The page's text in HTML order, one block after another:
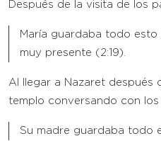
Después de la visita de los
María guardaba todo
muy presente (2:19).
Al llegar a Nazaret después
templo conversando con los
Su madre guardaba todo